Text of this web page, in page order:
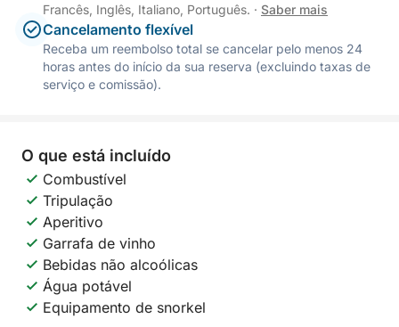
Francês, Inglês, Italiano, Português. · Saber mais
Cancelamento flexível
Receba um reembolso total se cancelar pelo menos 24
horas antes do início da sua reserva (excluindo taxas de
serviço e comissão).
O que está incluído
Combustível
Tripulação
Aperitivo
Garrafa de vinho
Bebidas não alcoólicas
Água potável
Equipamento de snorkel